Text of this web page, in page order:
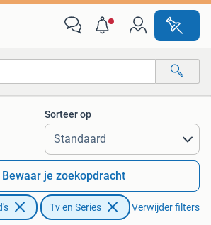
Alle afstanden…
Sorteer op
Bewaar je zoekopdracht
Tv en Series Verwijder filters